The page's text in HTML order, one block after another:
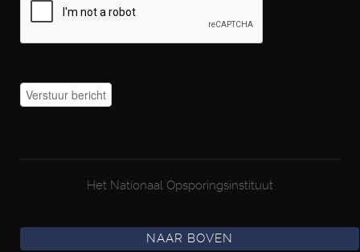
Het Nationaal Opsporingsinstituut
NAAR BOVEN